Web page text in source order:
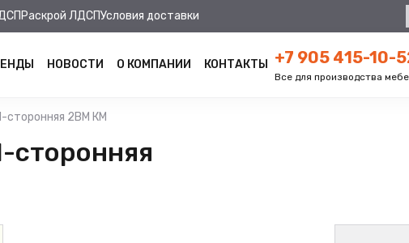
Раскрой ЛДСПУсловия доставки
НОВОСТИ О КОМПАНИИ КОНТАКТЫ +7 905 415-10-
Все для производства
2BM КМ
сторонняя